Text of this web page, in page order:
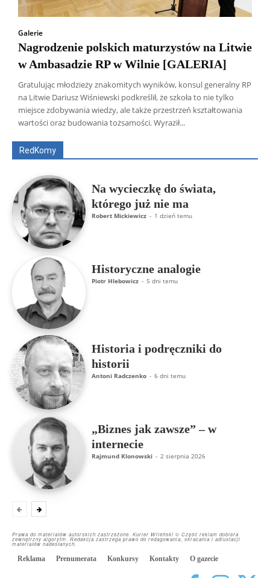
Galerie
Nagrodzenie polskich maturzystów na Litwie
w Ambasadzie RP w Wilnie [GALERIA]
Gratulując młodzieży znakomitych wyników, konsul generalny RP
na Litwie Dariusz Wiśniewski podkreślił, że szkoła to nie tylko
miejsce zdobywania wiedzy, ale także przestrzeń kształtowania
wartości oraz budowania tożsamości. Wyraził...
RedKomy
Wszyscy Aleksander Borowik
Antoni Radczenko
Artur Płokszto
Grzegorz Górny
ks. Jarosław Wąsowicz SDB
Na wycieczkę do świata,
którego już nie ma
Robert Mickiewicz - 1 dzień temu
Historyczne analogie
Piotr Hlebowicz - 5 dni temu
Historia i podręczniki do
historii
Antoni Radczenko - 6 dni temu
„Biznes jak zawsze” – w
internecie
Rajmund Klonowski - 2 sierpnia 2026
Prawa do materiałów autorskich zastrzeżone. Kurier Wileński © Część reklam dobiera
zewnętrzny algorytm. Redakcja zastrzega prawo do redagowania, skracania i adiustacji
materiałów nadesłanych.
Reklama Prenumerata Konkursy Kontakty O gazecie